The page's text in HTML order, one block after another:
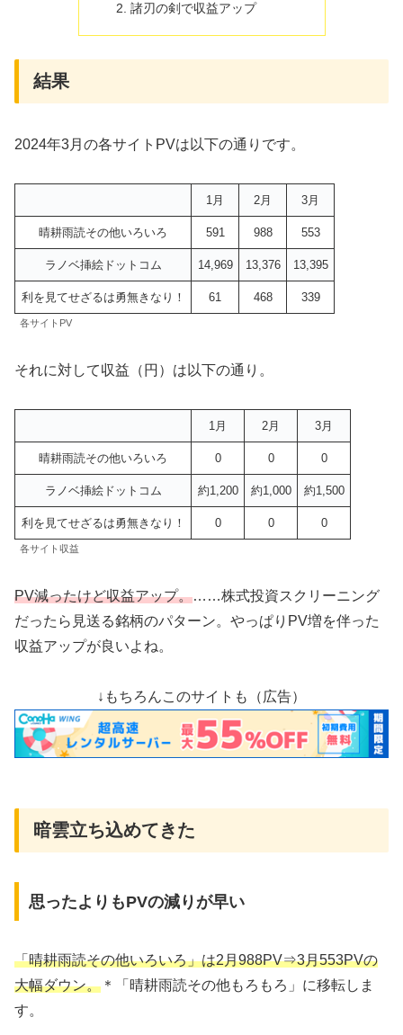
諸刃の剣で収益アップ
結果
2024年3月の各サイトPVは以下の通りです。
1月 2月 3月
晴耕雨読その他いろいろ 591 988 553
ラノベ挿絵ドットコム 14,969 13,376 13,395
利を見てせざるは勇無きなり！ 61 468 339
各サイトPV
それに対して収益（円）は以下の通り。
1月 2月 3月
晴耕雨読その他いろいろ 0 0 0
ラノベ挿絵ドットコム 約1,200 約1,000 約1,500
利を見てせざるは勇無きなり！ 0 0 0
各サイト収益
PV減ったけど収益アップ。……株式投資スクリーニング
だったら見送る銘柄のパターン。やっぱりPV増を伴った
収益アップが良いよね。
↓もちろんこのサイトも（広告）
暗雲立ち込めてきた
思ったよりもPVの減りが早い
「晴耕雨読その他いろいろ」は2月988PV⇒3月553PVの
大幅ダウン。 ＊「晴耕雨読その他もろもろ」に移転しま
す。